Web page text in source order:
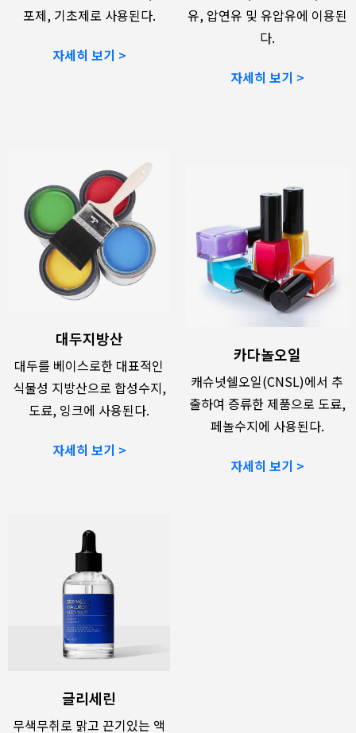
포제, 기초제로 사용된다.
자세히 보기 >
유, 압연유 및 유압유에 이용된
다.
자세히 보기 >
대두지방산
대두를 베이스로한 대표적인
식물성 지방산으로 합성수지,
도료, 잉크에 사용된다.
자세히 보기 >
카다놀오일
캐슈넛쉘오일(CNSL)에서 추
출하여 증류한 제품으로 도료,
페놀수지에 사용된다.
자세히 보기 >
글리세린
무색무취로 맑고 끈기있는 액